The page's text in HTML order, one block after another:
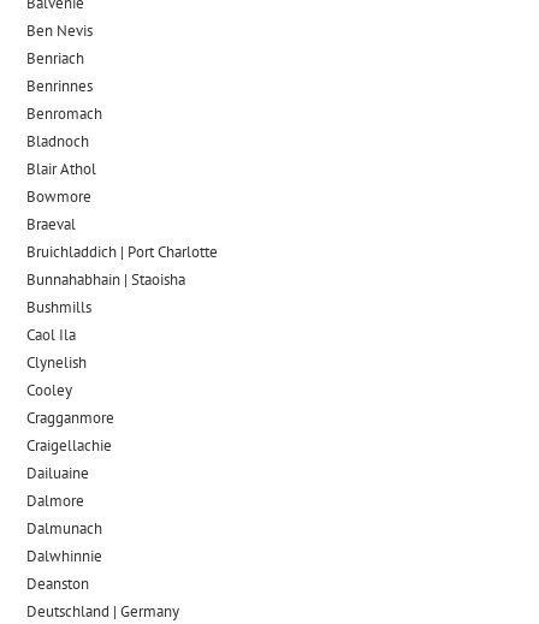
Ben Nevis
Benriach
Benrinnes
Benromach
Bladnoch
Blair Athol
Bowmore
Braeval
Bruichladdich | Port Charlotte
Bunnahabhain | Staoisha
Bushmills
Caol Ila
Clynelish
Cooley
Cragganmore
Craigellachie
Dailuaine
Dalmore​
Dalmunach
Dalwhinnie
Deanston
Deutschland | Germany